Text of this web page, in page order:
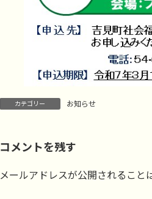
カテゴリー お知らせ
コメントを残す
メールアドレスが公開されること